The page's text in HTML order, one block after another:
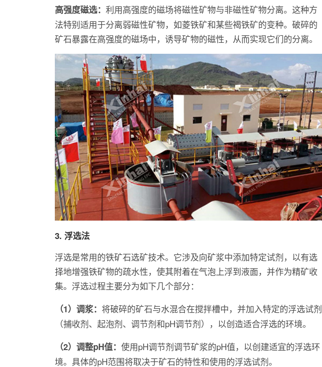
高强度磁选： 利用高强度的磁场将磁性矿物与非磁性矿物分离。这种方
法特别适用于分离弱磁性矿物，如菱铁矿和某些褐铁矿的变种。破碎的
矿石暴露在高强度的磁场中，诱导矿物的磁性，从而实现它们的分离。
3. 浮选法
浮选是常用的铁矿石选矿技术。它涉及向矿浆中添加特定试剂，以有选
择地增强铁矿物的疏水性，使其附着在气泡上浮到液面，并作为精矿收
集。浮选过程主要分为如下几个部分：
（1）调浆： 将破碎的矿石与水混合在搅拌槽中，并加入特定的浮选试剂
（捕收剂、起泡剂、调节剂和pH调节剂），以创造适合浮选的环境。
（2）调整pH值： 使用pH调节剂调节矿浆的pH值，以创建适宜的浮选环
境。具体的pH范围将取决于矿石的特性和使用的浮选试剂。